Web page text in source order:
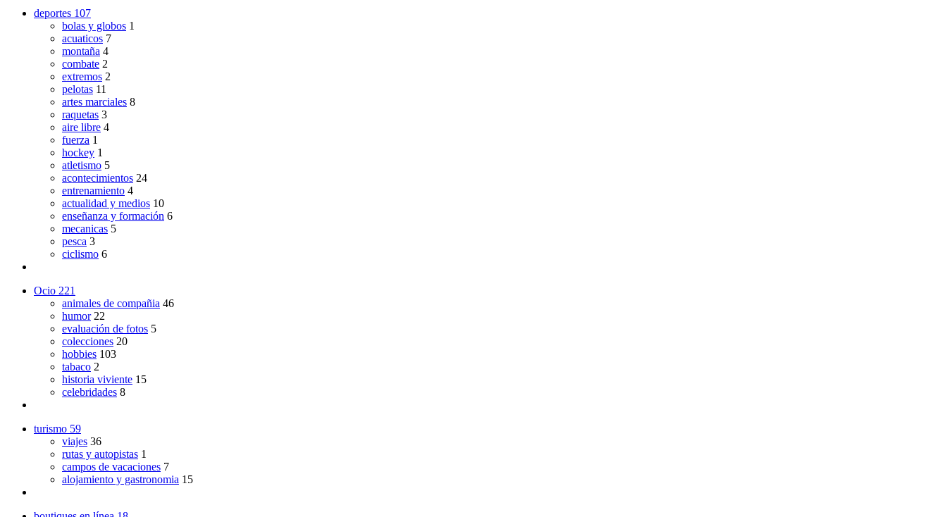
deportes 107
bolas y globos 1
acuaticos 7
montaña 4
combate 2
extremos 2
pelotas 11
artes marciales 8
raquetas 3
aire libre 4
fuerza 1
hockey 1
atletismo 5
acontecimientos 24
entrenamiento 4
actualidad y medios 10
enseñanza y formación 6
mecanicas 5
pesca 3
ciclismo 6
Ocio 221
animales de compañia 46
humor 22
evaluación de fotos 5
colecciones 20
hobbies 103
tabaco 2
historia viviente 15
celebridades 8
turismo 59
viajes 36
rutas y autopistas 1
campos de vacaciones 7
alojamiento y gastronomia 15